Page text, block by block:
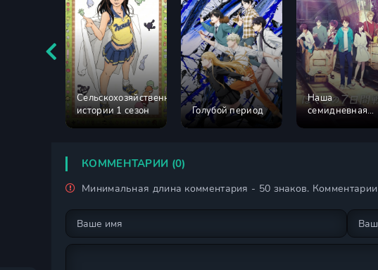
Сельскохозяйственные
истории 1 сезон
Голубой период
Наша
семидневная
КОММЕНТАРИИ (0)
Минимальная длина комментария - 50 знаков.